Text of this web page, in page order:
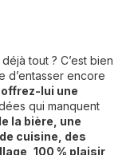
tout ? C’est bien
d’entasser encore
offrez-lui une
qui manquent
la bière, une
cuisine, des
100 % plaisir